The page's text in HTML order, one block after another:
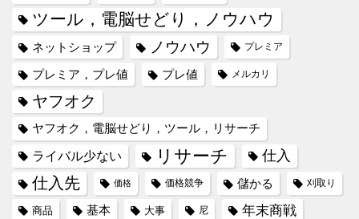
ツール，電脳せどり，ノウハウ
ネットショップ ノウハウ プレミア
プレミア，プレ値 プレ値 メルカリ
ヤフオク
ヤフオク，電脳せどり，ツール，リサーチ
ライバル少ない リサーチ 仕入
仕入先 価格 価格競争 儲かる 刈取り
商品 基本 大事 尼 年末商戦